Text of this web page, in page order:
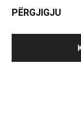
PËRGJIGJU